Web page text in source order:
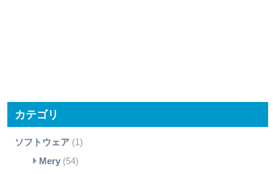
カテゴリ
ソフトウェア(1)
Mery(54)